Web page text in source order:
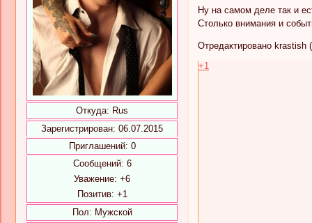
Откуда: Rus
Зарегистрирован: 06.07.2015
Приглашений: 0
Сообщений: 6
Уважение: +6
Позитив: +1
Пол: Мужской
Ну на самом деле так и
Столько внимания и
Отредактировано krastish
+1